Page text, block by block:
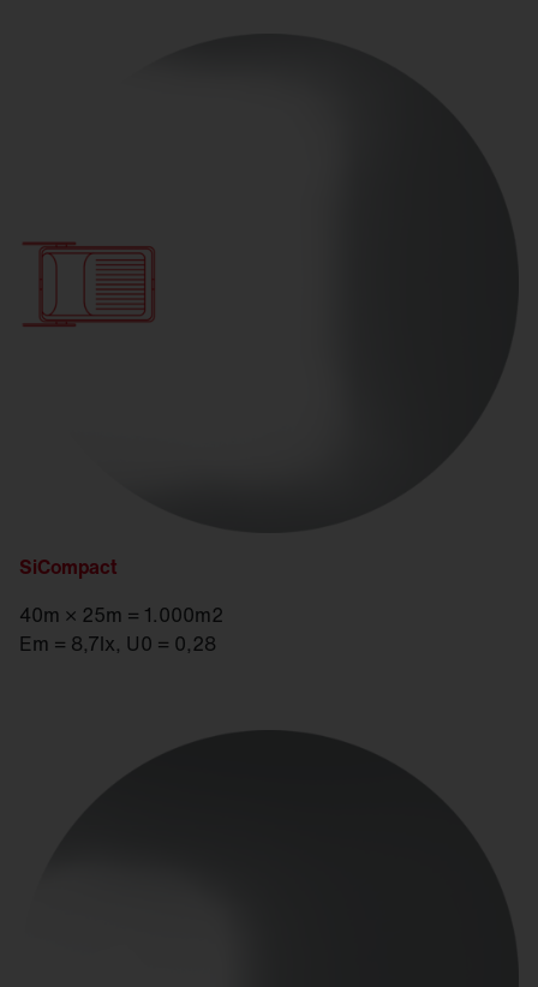
SiCompact
40m × 25m = 1.000m2
Em = 8,7lx, U0 = 0,28